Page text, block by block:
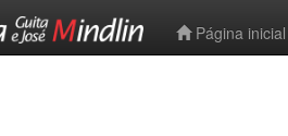
Página